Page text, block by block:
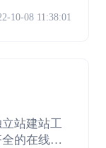
止中国规模
10-08 11:38:01
站建站工
的在线商